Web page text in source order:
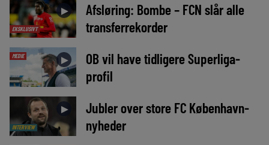
EKSKLUSIVT
►
Afsløring: Bombe – FCN slår alle
transferrekorder
MEDIE ►
OB vil have tidligere Superliga-
profil
INTERVIEW
►
Jubler over store FC København-
nyheder